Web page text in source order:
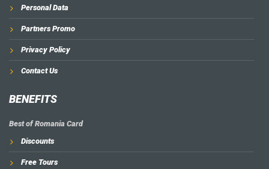
Personal Data
Partners Promo
Privacy Policy
Contact Us
BENEFITS
Best of Romania Card
Discounts
Free Tours